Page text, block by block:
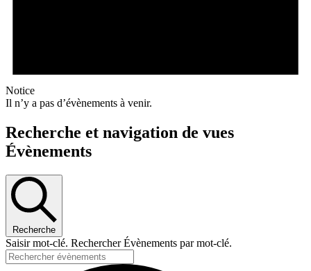
Notice
Il n’y a pas d’évènements à venir.
Recherche et navigation de vues
Évènements
Recherche
Saisir mot-clé. Rechercher Évènements par mot-clé.